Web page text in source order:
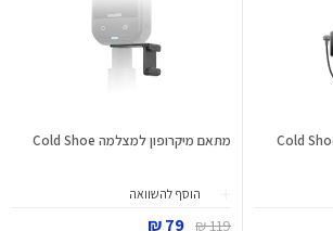
מתאם מיקרופון למצלמה Cold Shoe
הוסף להשוואה
119 ₪
79 ₪